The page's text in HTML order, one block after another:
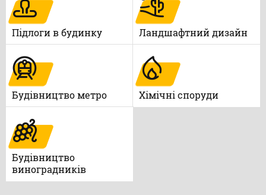
Підлоги в будинку Ландшафтний дизайн
Будівництво метро Xімічні споруди
Будівництво
виноградників